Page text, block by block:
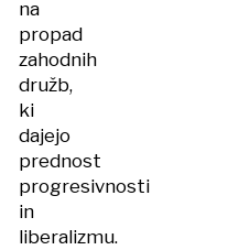
na
propad
zahodnih
družb,
ki
dajejo
prednost
progresivnosti
in
liberalizmu.